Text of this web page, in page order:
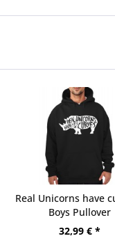
Real Unicorns have
Boys Pullover
32,99 € *